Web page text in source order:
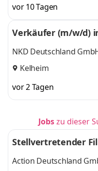
vor 10 Tagen
Verkäufer (m/w/d)
NKD Deutschland
Kelheim
vor 2 Tagen
Jobszu dieser
Stellvertretender
Action Deutschland